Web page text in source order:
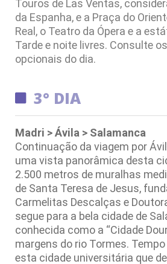
Touros de Las Ventas,
da Espanha, e a Praça do
Real, o Teatro da Ópera e a
Tardee noite livres. Consulte
opcionais do dia.
3° DIA
Madri > Ávila > Salamanca
Continuação da viagem por
uma vista panorâmica desta
2.500 metros de muralhas
de Santa Teresa de Jesus,
Carmelitas Descalças e
segue para a bela cidade de
conhecida como a “Cidade
margens do rio Tormes.
esta cidade universitária que